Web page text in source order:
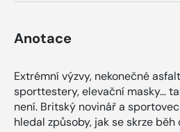
Anotace
Extrémní výzvy, nekonečné
sporttestery, elevační masky…
není. Britský novinář a
hledal způsoby, jak se skrze